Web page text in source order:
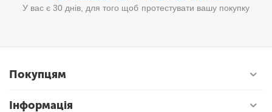
У вас є 30 днів, для того щоб протестувати вашу покупку
Покупцям
Інформація